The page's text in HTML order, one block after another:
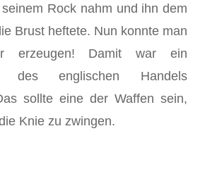
Rock nahm und ihn dem
Brust heftete. Nun konnte man
erzeugen! Damit war ein
des englischen Handels
sollte eine der Waffen sein,
Knie zu zwingen.